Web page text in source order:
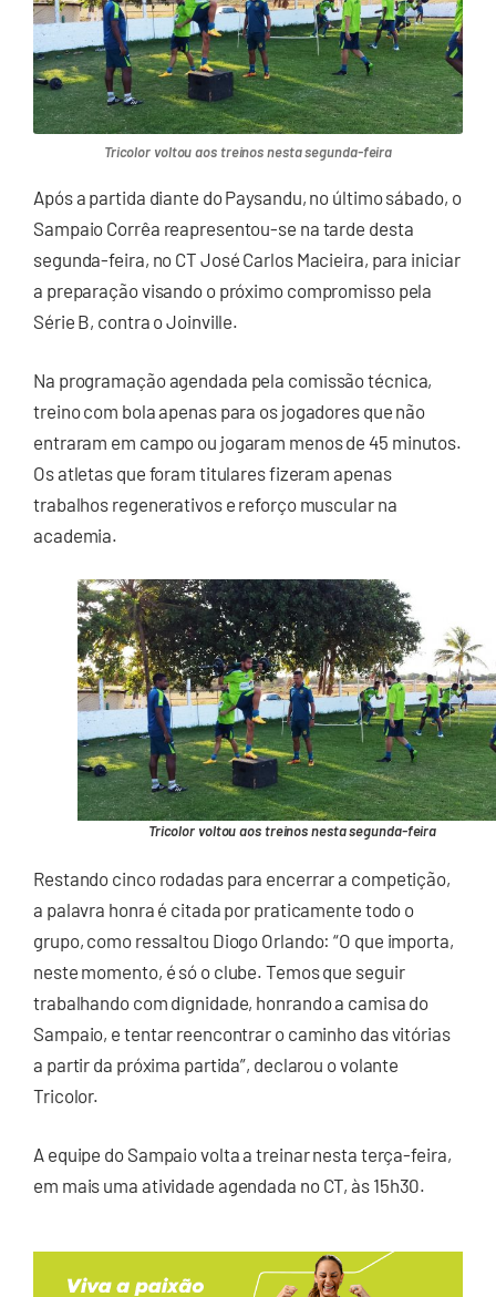
Tricolor voltou aos treinos nesta segunda-feira
Após a partida diante do Paysandu, no último sábado, o
Sampaio Corrêa reapresentou-se na tarde desta
segunda-feira, no CT José Carlos Macieira, para iniciar
a preparação visando o próximo compromisso pela
Série B, contra o Joinville.
Na programação agendada pela comissão técnica,
treino com bola apenas para os jogadores que não
entraram em campo ou jogaram menos de 45 minutos.
Os atletas que foram titulares fizeram apenas
trabalhos regenerativos e reforço muscular na
academia.
Tricolor voltou aos treinos nesta segunda-feira
Restando cinco rodadas para encerrar a competição,
a palavra honra é citada por praticamente todo o
grupo, como ressaltou Diogo Orlando: “O que importa,
neste momento, é só o clube. Temos que seguir
trabalhando com dignidade, honrando a camisa do
Sampaio, e tentar reencontrar o caminho das vitórias
a partir da próxima partida”, declarou o volante
Tricolor.
A equipe do Sampaio volta a treinar nesta terça-feira,
em mais uma atividade agendada no CT, às 15h30.